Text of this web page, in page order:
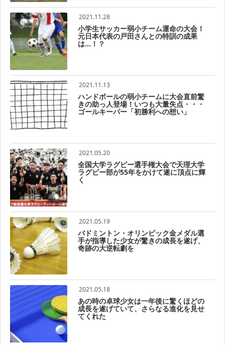
2021.11.28
小学生サッカー弱小チーム運命の大会！
元日本代表の戸田さんとの特訓の成果
は…！？
2021.11.13
ハンドボールの弱小チームに大会直前驚
きの助っ人登場！いつも大量失点・・・
ゴールキーパー「初勝利への想い」
2021.05.20
全国大学ラグビー選手権大会で天理大学
ラグビー部が55年をかけて遂に頂点に輝
く
2021.05.19
バドミントン・オリンピック金メダル選
手が指導した少女が驚きの成長を遂げ、
奇跡の大逆転劇を
2021.05.18
あの時の卓球少女は一年後に驚くほどの
成長を遂げていて、さらなる進化を見せ
てくれた